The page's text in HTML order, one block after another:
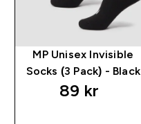
MP Unisex Invisible
Socks (3 Pack) - Black
89 kr‎